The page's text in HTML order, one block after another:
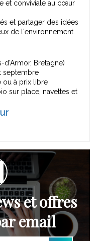
et conviviale au cœur
et partager des idées
de l'environnement.
d'Armor, Bretagne)
septembre
ou à prix libre
sur place, navettes et
et offres
email